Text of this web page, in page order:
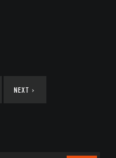
NEXT ›